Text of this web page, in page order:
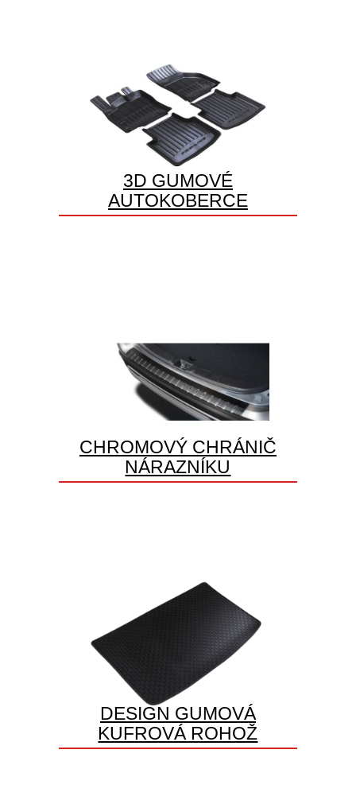
3D GUMOVÉ
AUTOKOBERCE
CHROMOVÝ CHRÁNIČ
NÁRAZNÍKU
DESIGN GUMOVÁ
KUFROVÁ ROHOŽ